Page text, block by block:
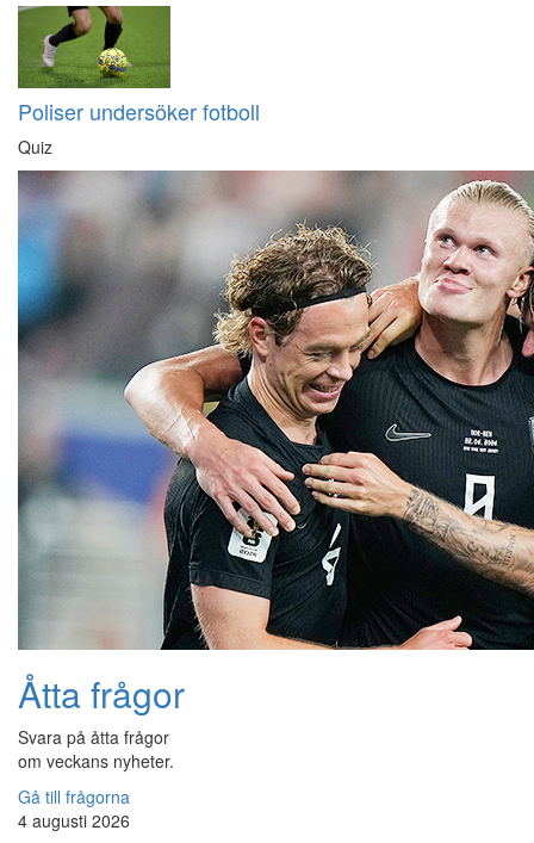
Poliser undersöker fotboll
Quiz
Åtta frågor
Svara på åtta frågor
om veckans nyheter.
Gå till frågorna
4 augusti 2026